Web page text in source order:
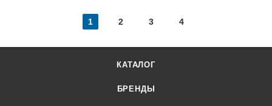
1 2 3 4
КАТАЛОГ
БРЕНДЫ